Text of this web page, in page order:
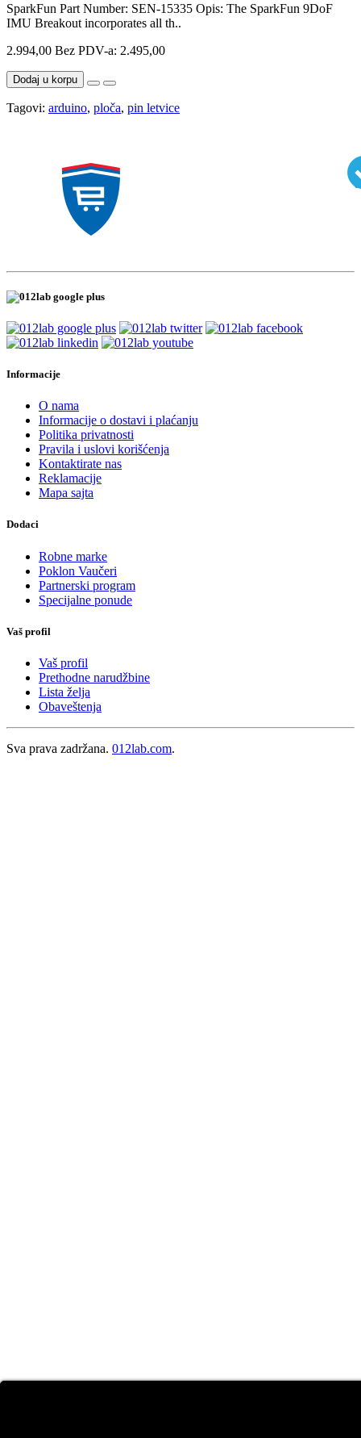
SparkFun Part Number: SEN-15335 Opis: The SparkFun 9DoF
IMU Breakout incorporates all th..
2.994,00 Bez PDV-a: 2.495,00
Dodaj u korpu
Tagovi: arduino, ploča, pin letvice
Informacije
O nama
Informacije o dostavi i plaćanju
Politika privatnosti
Pravila i uslovi korišćenja
Kontaktirate nas
Reklamacije
Mapa sajta
Dodaci
Robne marke
Poklon Vaučeri
Partnerski program
Specijalne ponude
Vaš profil
Vaš profil
Prethodne narudžbine
Lista želja
Obaveštenja
Sva prava zadržana. 012lab.com.